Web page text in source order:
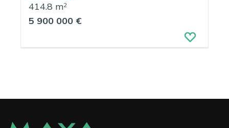
414.8 m2
5 900 000 €